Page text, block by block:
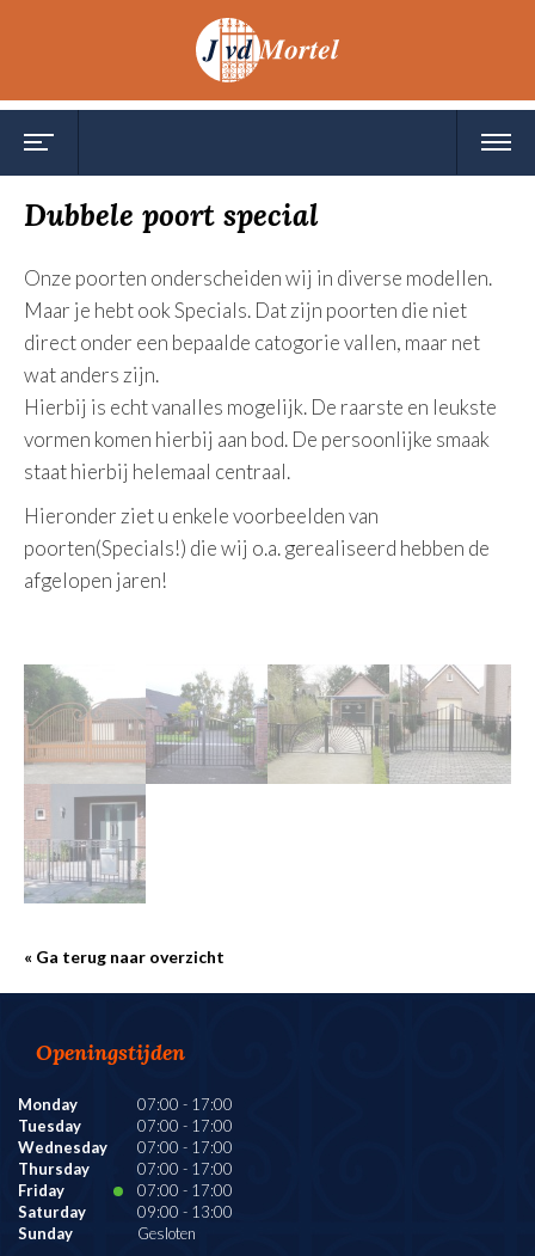
Toggle
Dubbele poort special
Onze poorten onderscheiden wij in diverse modellen.
Maar je hebt ook Specials. Dat zijn poorten die niet
direct onder een bepaalde catogorie vallen, maar net
wat anders zijn.
Hierbij is echt vanalles mogelijk. De raarste en leukste
vormen komen hierbij aan bod. De persoonlijke smaak
staat hierbij helemaal centraal.
Hieronder ziet u enkele voorbeelden van
poorten(Specials!) die wij o.a. gerealiseerd hebben de
afgelopen jaren!
« Ga terug naar overzicht
Openingstijden
Monday 07:00 - 17:00
Tuesday
07:00 - 17:00
Wednesday
07:00 - 17:00
Thursday
07:00 - 17:00
Friday
07:00 - 17:00
Saturday
09:00 - 13:00
Sunday
Gesloten